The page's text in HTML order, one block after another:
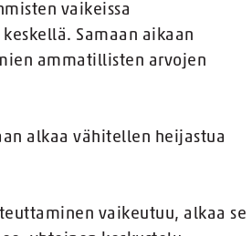
vaikeissa
Samaan aikaan
ammatillisten arvojen
alkaa vähitellen heijastua
vaikeutuu, alkaa se